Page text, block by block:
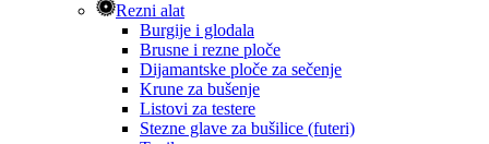
Rezni alat
Burgije i glodala
Brusne i rezne ploče
Dijamantske ploče za sečenje
Krune za bušenje
Listovi za testere
Stezne glave za bušilice (futeri)